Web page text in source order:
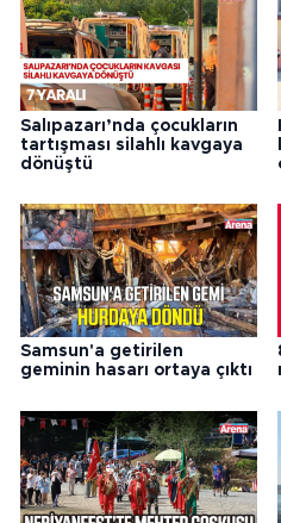
Salıpazarı’nda çocukların
tartışması silahlı kavgaya
dönüştü
Samsun'a getirilen
geminin hasarı ortaya çıktı